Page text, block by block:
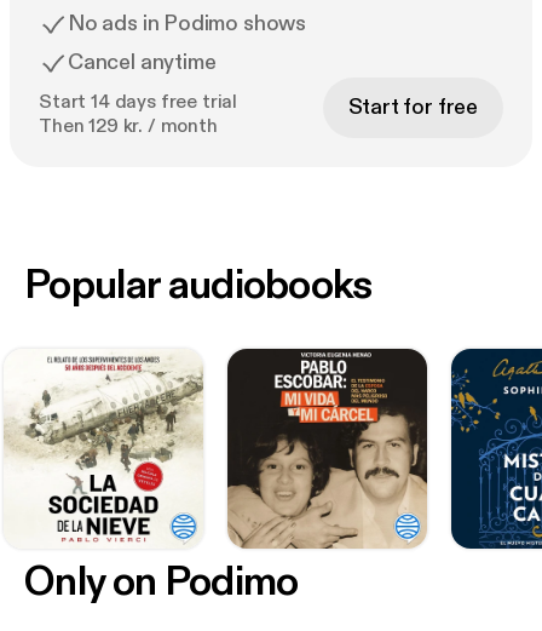
No ads in Podimo shows
Cancel anytime
Start 14 days free trial
Then 129 kr. / month
Start for free
Only on Podimo
Popular audiobooks